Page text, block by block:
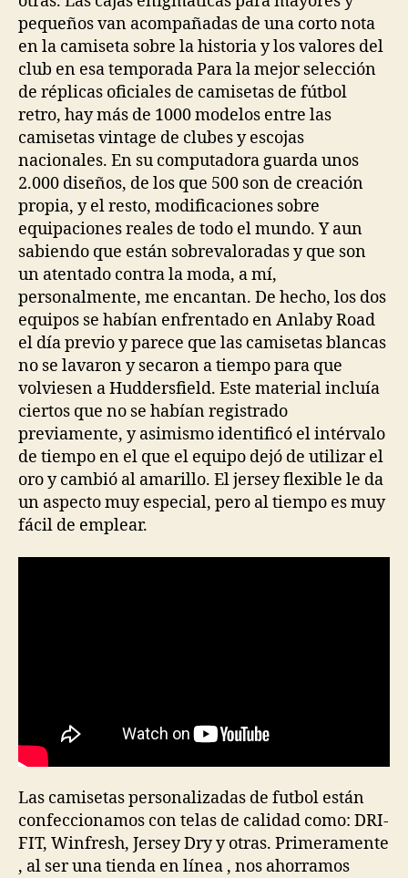
pequeños van acompañadas de una corto nota
en la camiseta sobre la historia y los valores del
club en esa temporada Para la mejor selección
de réplicas oficiales de camisetas de fútbol
retro, hay más de 1000 modelos entre las
camisetas vintage de clubes y escojas
nacionales. En su computadora guarda unos
2.000 diseños, de los que 500 son de creación
propia, y el resto, modificaciones sobre
equipaciones reales de todo el mundo. Y aun
sabiendo que están sobrevaloradas y que son
un atentado contra la moda, a mí,
personalmente, me encantan. De hecho, los dos
equipos se habían enfrentado en Anlaby Road
el día previo y parece que las camisetas blancas
no se lavaron y secaron a tiempo para que
volviesen a Huddersfield. Este material incluía
ciertos que no se habían registrado
previamente, y asimismo identificó el intérvalo
de tiempo en el que el equipo dejó de utilizar el
oro y cambió al amarillo. El jersey flexible le da
un aspecto muy especial, pero al tiempo es muy
fácil de emplear.
Las camisetas personalizadas de futbol están
confeccionamos con telas de calidad como: DRI-
FIT, Winfresh, Jersey Dry y otras. Primeramente
, al ser una tienda en línea , nos ahorramos